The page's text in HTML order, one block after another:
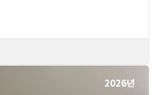
2026년